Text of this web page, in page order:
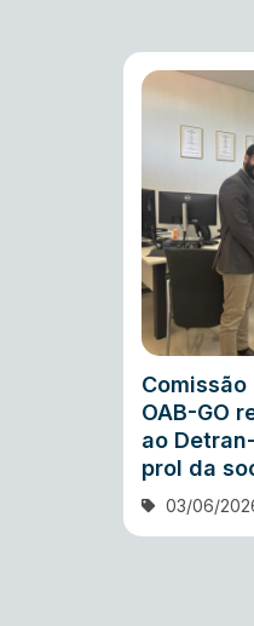
OAB-GO
ao
prol da
03/06/